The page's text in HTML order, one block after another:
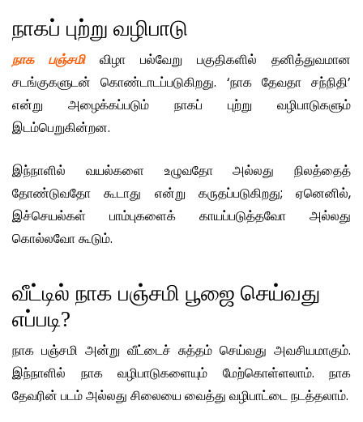
நாகப் புற்று வழிபாடு
நாக பஞ்சமிவிழா பல்வேறு பகுதிகளில் தனித்துவமான
சடங்குகளுடன் கொண்டாடப்படுகிறது. ‘நாக தேவதா சந்நிதி’
என்று அழைக்கப்படும் நாகப் புற்று வழிபாடுகளும்
இடம்பெறுகின்றன.
இந்நாளில் வயல்களை உழுவதோ அல்லது நிலத்தைத்
தோண்டுவதோ கூடாது என்று கருதப்படுகிறது; ஏனெனில்,
இச்செயல்கள் பாம்புகளைக் காயப்படுத்தவோ அல்லது
கொல்லவோ கூடும்.
வீட்டில் நாக பஞ்சமி பூஜை செய்வது
எப்படி?
நாக பஞ்சமி அன்று வீட்டைச் சுத்தம் செய்வது அவசியமாகும்.
இந்நாளில் நாக வழிபாடுகளையும் மேற்கொள்ளலாம். நாக
தேவரின் படம் அல்லது சிலையை வைத்து வழிபாட்டை நடத்தலாம்.